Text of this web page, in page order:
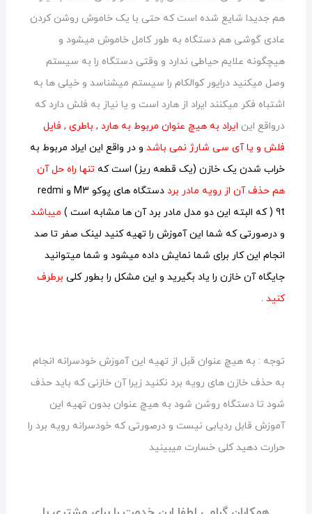
هم جدیدا شایع شده است که حتی با یک خاموش روشن کردن
عادی گوشی هم دستگاه به طور کامل خاموش میشود و
هیچگونه علایم حیاطی ندارد و وقتی دستگاه را به سیستم
وصل میکنید درایور کوالکام را سیستم میشناسد و خیلی ها به
اشتباه فکر میکنند ایراد از هارد است و یا نیاز به فلش دارد که
درواقع این ایراد به هیچ عنوان مربوط به هارد , باطری , فایل
فلش و یا آی سی شارژ نمی باشد و در واقع این ایراد مربوط به
خراب شدن یک خازن (یک قطعه ریز) است که تنها راه حل آن
هم حذف آن از رویه مادر برد
دستگاه های پوکو M3 و redmi
9t ( که البته این دو مدل مادر برد آن ها مشابه است )
میباشد
و درصورتی که شما این آموزش را تهیه کنید لینک صفر تا صد
انجام این کار برای شما نمایش داده میشود و شما میتوانید
جایگاه آن خازن را یاد بگیرید و این مشکل را بطور کلی برطرف
کنید.
توجه : به هیچ عنوان قبل از تهیه این آموزش خودسرانه انجام
به حذف خازن های رویه برد نکنید زیرا آن خازنی که باید حذف
شود تا دستگاه روشن شود به هیچ عنوان بدون تهیه این
آموزش قابل ردیابی نیست و درصورتی که خودسرانه رویه برد را
حرارت دهید کلی خسارت میبینید